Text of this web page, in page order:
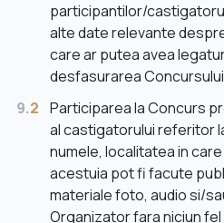
participantilor/
alte date relevante
care ar putea avea
desfasurarea
9.2 Participarea la Concurs
al castigatorului referitor
numele, localitatea in
acestuia pot fi facute
materiale foto, audio si/
Organizator fara niciun